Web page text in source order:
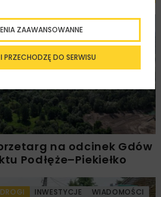
KOLEJ WIADOMOŚCI
przetarg na odcinek Gdów
Podłęże–Piekiełko
DROGI INWESTYCJE WIADOMOŚCI
PRZECHODZĘ DO SERWISU
ZAAWANSOWANNE